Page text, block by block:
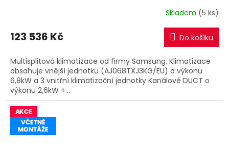
R
M
A
Skladem (5 ks)
123 536 Kč Do košíku
Multisplitová klimatizace od firmy Samsung. Klimatizace
obsahuje vnější jednotku (AJ068TXJ3KG/EU) o výkonu
6,8kW a 3 vnitřní klimatizační jednotky Kanálové DUCT o
výkonu 2,6kW +...